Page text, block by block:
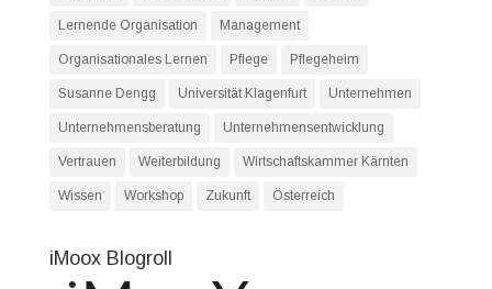
Lernende Organisation Management
Organisationales Lernen Pflege Pflegeheim
Susanne Dengg Universität Klagenfurt Unternehmen
Unternehmensberatung Unternehmensentwicklung
Vertrauen Weiterbildung Wirtschaftskammer Kärnten
Wissen Workshop Zukunft Österreich
iMoox Blogroll